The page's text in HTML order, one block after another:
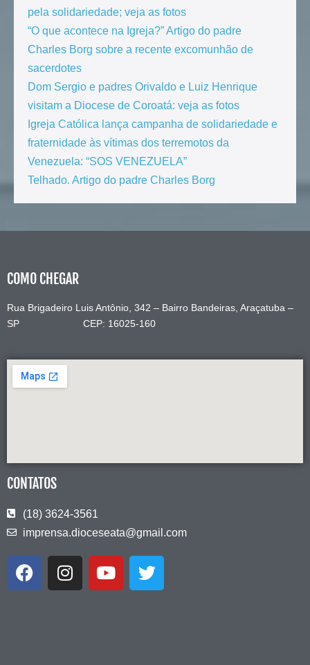
pela solidariedade; veja as fotos
“O que acontece na Igreja?” Artigo do padre
Charles Borg sobre a recente excomunhão de
sacerdotes
Dom Sergio e padres Orivaldo e Luiz Henrique
visitam a Diocese de Coroatá: veja as fotos
Igreja Católica lança campanha de solidariedade e
fraternidade às vítimas dos terremotos da
Venezuela: “SOS VENEZUELA”
Telhado. Artigo do padre Charles Borg
COMO CHEGAR
Rua Brigadeiro Luis Antônio, 342 – Bairro Bandeiras, Araçatuba –
SP CEP: 16025-160
CONTATOS
(18) 3624-3561
imprensa.dioceseata@gmail.com